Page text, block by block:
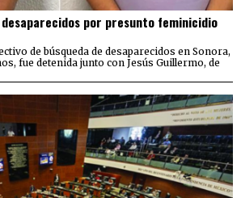
desaparecidos por presunto feminicidio
de búsqueda de desaparecidos en Sonora,
fue detenida junto con Jesús Guillermo, de